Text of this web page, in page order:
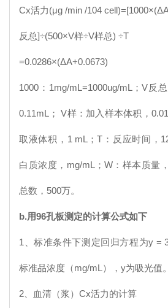
Cx活力(μg /min /104
反总]÷(500×V样÷V样总) ÷T
=0.0286×(ΔA+0.0673)
1000：1mg/mL=1000ug/mL；V反
0.11mL； V样：加入样本体积，
取液体积，1 mL；T：反应时间，
白质浓度，mg/mL；W：样本质量
总数，500万。
b.用96孔板测定的计算公式如下
1、标准条件下测定回归方程为y =
标准品浓度（mg/mL），y为吸光值。
2、血清（浆） Cx活力的计算